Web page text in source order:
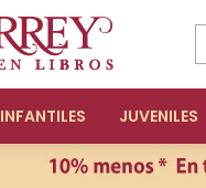
INFANTILES JUVENILES